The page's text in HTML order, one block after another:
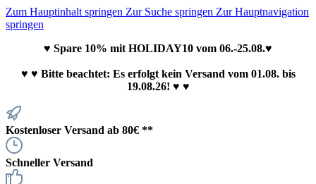
Zum Hauptinhalt springen Zur Suche springen Zur Hauptnavigation
springen
♥ Spare 10% mit HOLIDAY10 vom 06.-25.08.♥
♥ ♥ Bitte beachtet: Es erfolgt kein Versand vom 01.08. bis
19.08.26! ♥ ♥
Kostenloser Versand ab 80€ **
Schneller Versand